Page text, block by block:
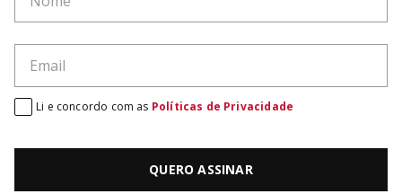
QUERO ASSINAR
Li e concordo com as Políticas de Privacidade